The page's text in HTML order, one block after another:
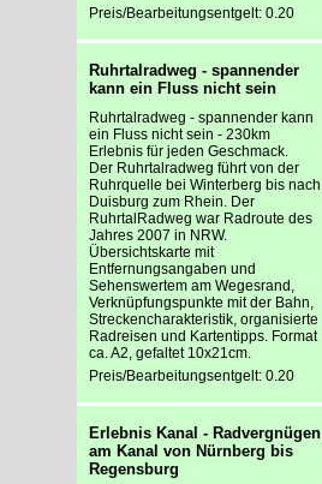
Preis/Bearbeitungsentgelt: 0.20
Ruhrtalradweg - spannender
kann ein Fluss nicht sein
Ruhrtalradweg - spannender kann
ein Fluss nicht sein - 230km
Erlebnis für jeden Geschmack.
Der Ruhrtalradweg führt von der
Ruhrquelle bei Winterberg bis nach
Duisburg zum Rhein. Der
RuhrtalRadweg war Radroute des
Jahres 2007 in NRW.
Übersichtskarte mit
Entfernungsangaben und
Sehenswertem am Wegesrand,
Verknüpfungspunkte mit der Bahn,
Streckencharakteristik, organisierte
Radreisen und Kartentipps. Format
ca. A2, gefaltet 10x21cm.
Preis/Bearbeitungsentgelt: 0.20
Erlebnis Kanal - Radvergnügen
am Kanal von Nürnberg bis
Regensburg